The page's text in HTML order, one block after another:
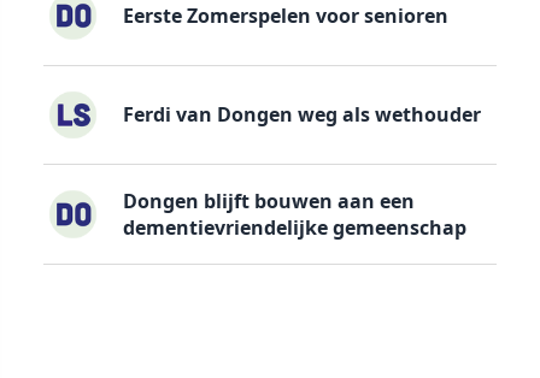
Eerste Zomerspelen voor senioren
Ferdi van Dongen weg als wethouder
Dongen blijft bouwen aan een
dementievriendelijke gemeenschap